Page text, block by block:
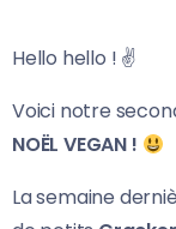
Hello hello ! ✌
Voici notre
NOËL VEGAN !
La semaine